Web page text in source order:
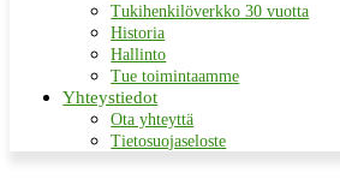
Tukihenkilöverkko 30 vuotta
Historia
Hallinto
Tue toimintaamme
Yhteystiedot
Ota yhteyttä
Tietosuojaseloste